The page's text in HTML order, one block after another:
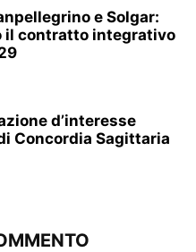
e Solgar:
il contratto integrativo
d’interesse
Concordia Sagittaria